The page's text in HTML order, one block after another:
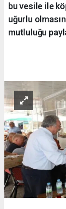
bu vesile ile
uğurlu
mutluluğu